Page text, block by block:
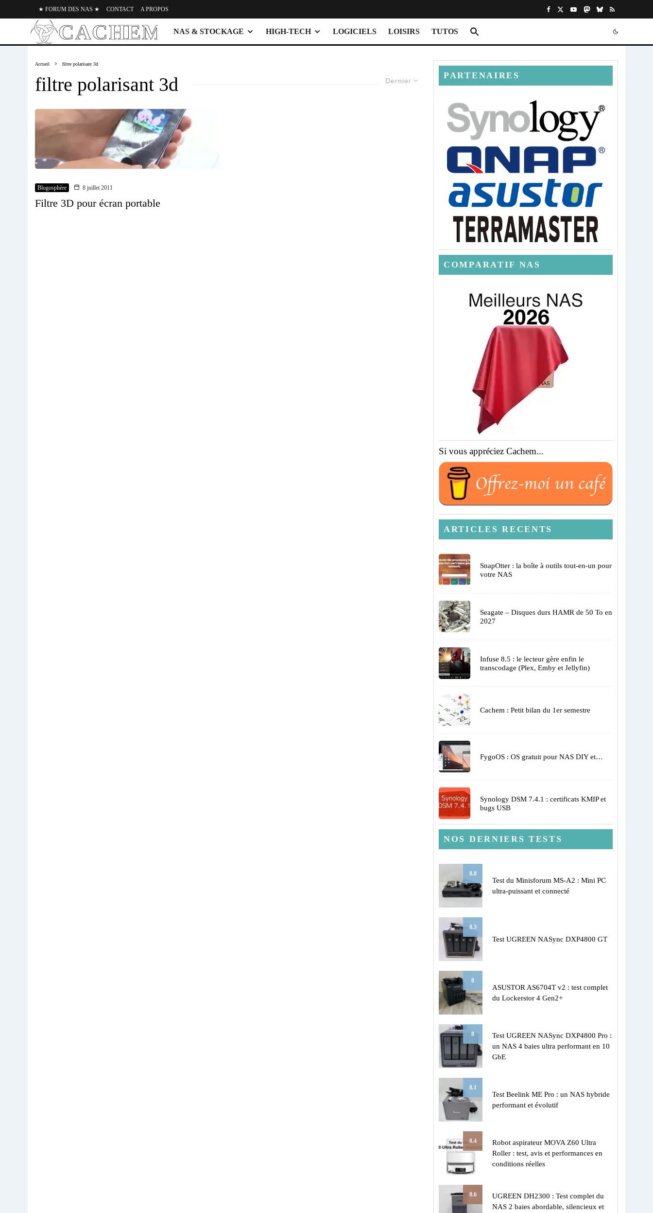
★ FORUM DES NAS ★ CONTACT A PROPOS
NAS & STOCKAGE HIGH-TECH LOGICIELS LOISIRS TUTOS
Accueil filtre polarisant 3d
Dernier
filtre polarisant 3d
Blogosphère 8 juillet 2011
Filtre 3D pour écran portable
PARTENAIRES
COMPARATIF NAS
Si vous appréciez Cachem...
ARTICLES RECENTS
SnapOtter : la boîte à outils tout-en-un pour
votre NAS
Seagate – Disques durs HAMR de 50 To en
2027
Infuse 8.5 : le lecteur gère enfin le
transcodage (Plex, Emby et Jellyfin)
Cachem : Petit bilan du 1er semestre
FygoOS : OS gratuit pour NAS DIY et…
Synology DSM 7.4.1 : certificats KMIP et
bugs USB
NOS DERNIERS TESTS
8.8
Test du Minisforum MS-A2 : Mini PC
ultra-puissant et connecté
8.3
Test UGREEN NASync DXP4800 GT
8
ASUSTOR AS6704T v2 : test complet
du Lockerstor 4 Gen2+
8
Test UGREEN NASync DXP4800 Pro :
un NAS 4 baies ultra performant en 10
GbE
8.1
Test Beelink ME Pro : un NAS hybride
performant et évolutif
8.4
Robot aspirateur MOVA Z60 Ultra
Roller : test, avis et performances en
conditions réelles
8.6
UGREEN DH2300 : Test complet du
NAS 2 baies abordable, silencieux et